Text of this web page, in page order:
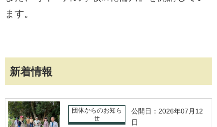
ます。
新着情報
団体からのお知ら
せ
公開日：2026年07月12
日